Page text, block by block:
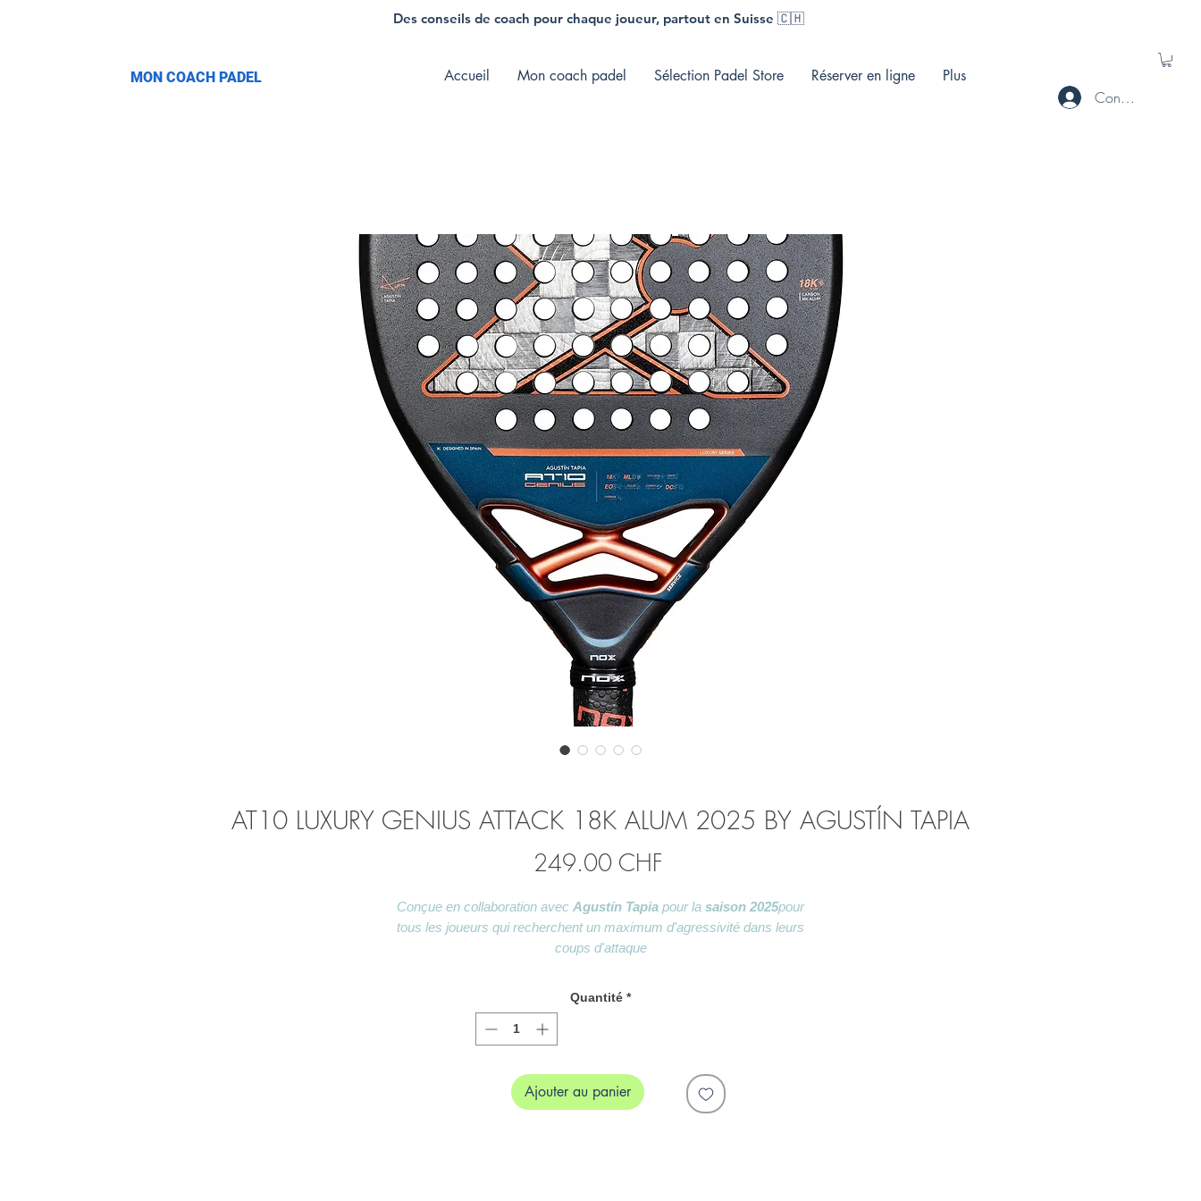
Des conseils de coach pour chaque joueur, partout en Suisse 🇨🇭
​MON COACH PADEL Accueil Mon coach padel Sélection Padel Store Réserver en ligne Plus
Connecté
AT10 LUXURY GENIUS ATTACK 18K ALUM 2025 BY AGUSTÍN TAPIA
249.00 CHF
Conçue en collaboration avec Agustín Tapia pour la saison 2025pour
tous les joueurs qui recherchent un maximum d'agressivité dans leurs
coups d'attaque
diamant
ÉQUILIBRE PARFAIT, VITESSE IMPARABLE
Suivant les indications du "Mozart de Catamarca", nous avons incorporé
un capuchon octogonal conçu pour améliorer la prise, quel que soit le
type d'emprise que vous utilisez. La technologie EOS Flap a été
maintenue pour optimiser la maniabilité de la raquette et redistribuer
Quantité *
Ajouter au panier